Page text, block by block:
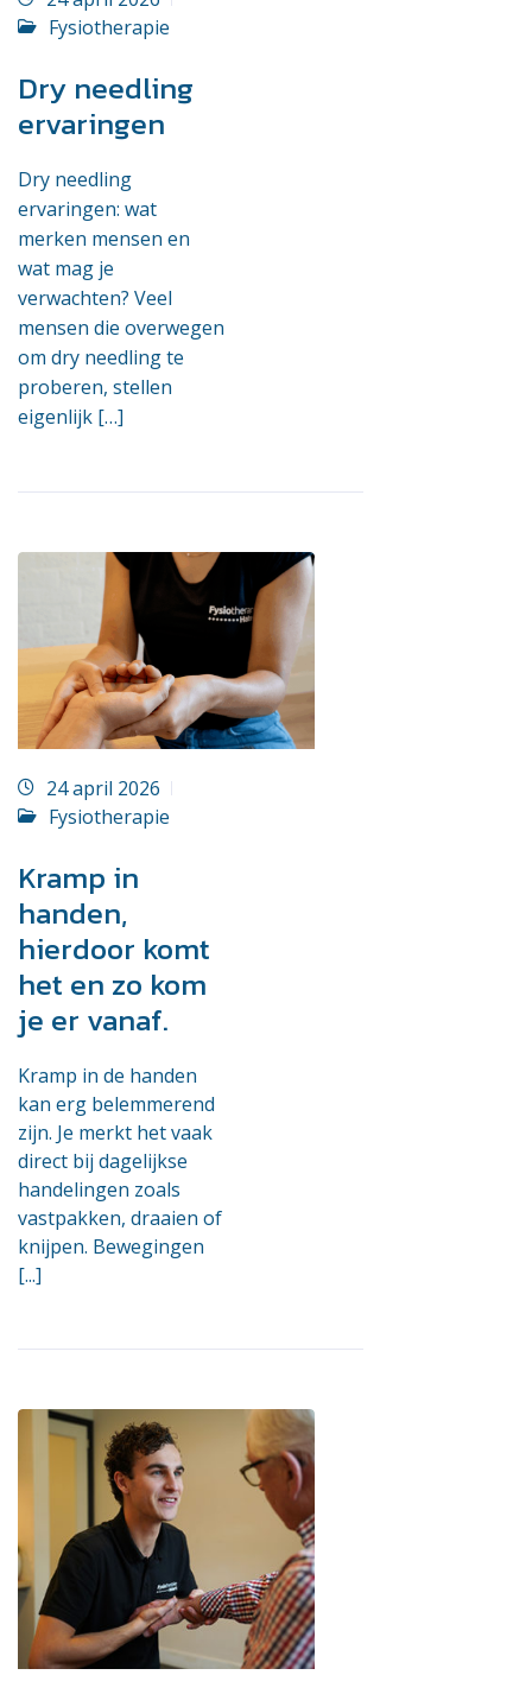
Fysiotherapie
Dry needling
ervaringen
Dry needling
ervaringen: wat
merken mensen en
wat mag je
verwachten? Veel
mensen die overwegen
om dry needling te
proberen, stellen
eigenlijk […]
24 april 2026
Fysiotherapie
Kramp in
handen,
hierdoor komt
het en zo kom
je er vanaf.
Kramp in de handen
kan erg belemmerend
zijn. Je merkt het vaak
direct bij dagelijkse
handelingen zoals
vastpakken, draaien of
knijpen. Bewegingen
[...]